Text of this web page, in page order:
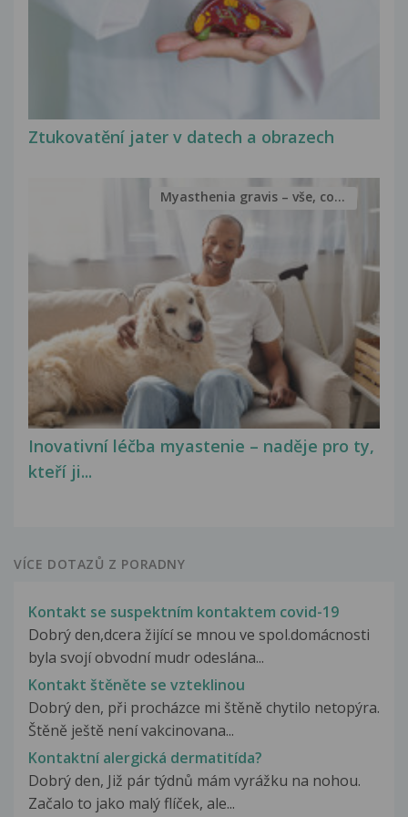
Ztukovatění jater v datech a obrazech
Inovativní léčba myastenie – naděje pro ty,
kteří ji...
Myasthenia gravis – vše, co...
VÍCE DOTAZŮ Z PORADNY
Kontakt se suspektním kontaktem covid-19
Dobrý den,dcera žijící se mnou ve spol.domácnosti
byla svojí obvodní mudr odeslána...
Kontakt štěněte se vzteklinou
Dobrý den, při procházce mi štěně chytilo netopýra.
Štěně ještě není vakcinovana...
Kontaktní alergická dermatitída?
Dobrý den, Již pár týdnů mám vyrážku na nohou.
Začalo to jako malý flíček, ale...